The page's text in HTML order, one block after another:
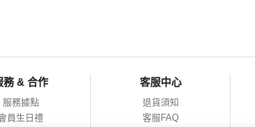
務 & 合作
服務據點
員生日禮
客服中心
退貨須知
客服FAQ